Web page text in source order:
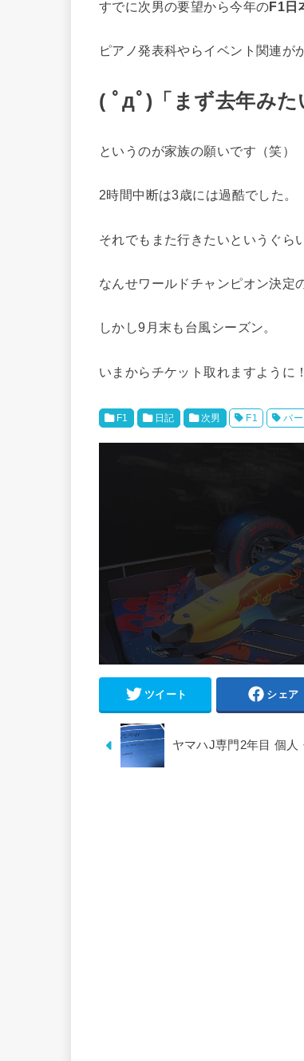
すでに次男の要望から今年のF1日
ピアノ発表科やらイベント関連が
( ﾟдﾟ)「まず去年みた
というのが家族の願いです（笑）
2時間中断は3歳には過酷でした。
それでもまた行きたいというぐら
なんせワールドチャンピオン決定
しかし9月末も台風シーズン。
いまからチケット取れますように
F1 日記 次男 F1 バ
ツイート シェア
ヤマハJ専門2年目 個人